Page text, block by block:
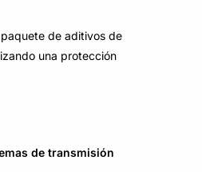
de aditivos de
una protección
de transmisión